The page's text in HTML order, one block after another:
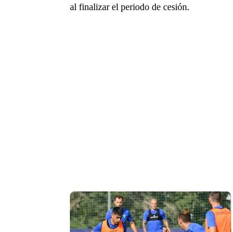
al finalizar el periodo de cesión.